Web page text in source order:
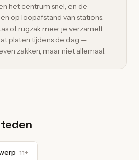
het centrum snel, en de
op loopafstand van stations.
of rugzak mee; je verzamelt
platen tijdens de dag —
zakken, maar niet allemaal.
11+